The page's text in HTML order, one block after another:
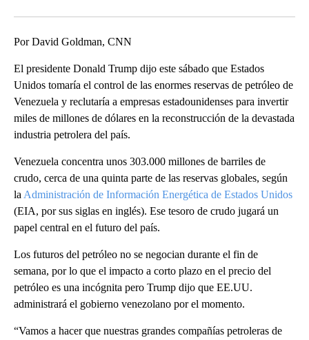
Por David Goldman, CNN
El presidente Donald Trump dijo este sábado que Estados
Unidos tomaría el control de las enormes reservas de petróleo de
Venezuela y reclutaría a empresas estadounidenses para invertir
miles de millones de dólares en la reconstrucción de la devastada
industria petrolera del país.
Venezuela concentra unos 303.000 millones de barriles de
crudo, cerca de una quinta parte de las reservas globales, según
la Administración de Información Energética de Estados Unidos
(EIA, por sus siglas en inglés). Ese tesoro de crudo jugará un
papel central en el futuro del país.
Los futuros del petróleo no se negocian durante el fin de
semana, por lo que el impacto a corto plazo en el precio del
petróleo es una incógnita pero Trump dijo que EE.UU.
administrará el gobierno venezolano por el momento.
“Vamos a hacer que nuestras grandes compañías petroleras de